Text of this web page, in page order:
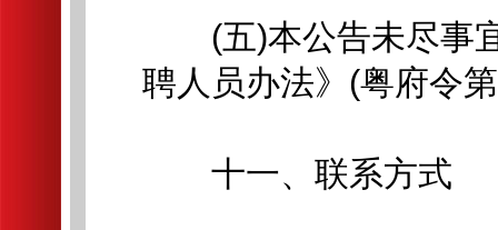
(五)本公告未尽事宜
聘人员办法》(粤府令
十一、联系方式